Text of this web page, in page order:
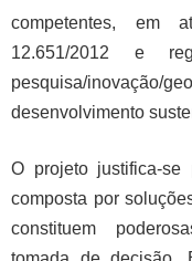
competentes, em
12.651/2012 e
pesquisa/inovação/
desenvolvimento
O projeto justifica-
composta por
constituem